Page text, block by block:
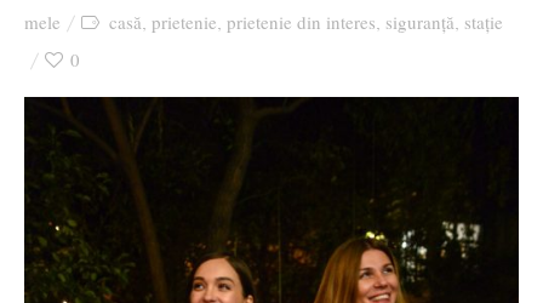
mele
casă, prietenie, prietenie din interes, siguranță, stație
0